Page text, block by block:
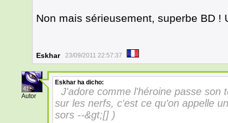
Non mais sérieusement, superbe BD !
Eskhar 23/09/2011 22:57:37
41
Autor
Eskhar ha dicho:
J'adore comme l'héroine passe son
sur les nerfs, c'est ce qu'on appelle
sors --&gt;[] )